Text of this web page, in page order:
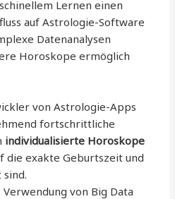
Lernen einen
auf Astrologie-Software
Datenanalysen
Horoskope ermöglich
von Astrologie-Apps
fortschrittliche
individualisierte Horoskope
die exakte Geburtszeit und
Verwendung von Big Data